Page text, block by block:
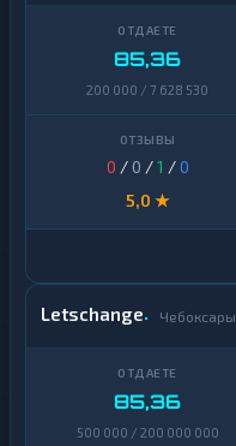
85,36
200 000 / 7 628 530
0 / 0 /1 /0
5,0 ★
Letschange Чебоксары
85,36
500 000 / 200 000 000